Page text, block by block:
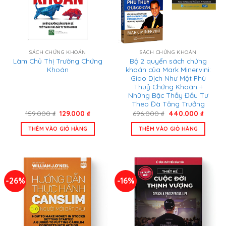
SÁCH CHỨNG KHOÁN
Làm Chủ Thị Trường Chứng
Khoán
159.000₫ Giá
là:
159.000 ₫.
129.000₫Giá
tại
THÊM VÀO GIỎ HÀNG
SÁCH CHỨNG KHOÁN
Bộ 2 quyển sách chứng
khoán của Mark Minervini:
Giao Dịch Như Một Phù
Thuỷ Chứng Khoán +
Những Bậc Thầy Đầu Tư
Theo Đà Tăng Trưởng
696.000₫ Giá
là:
696.000 ₫.
440.000 ₫Giá
tại
THÊM VÀO GIỎ HÀNG
-26% -16%